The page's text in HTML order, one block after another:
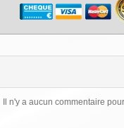
Il n'y a aucun commentaire